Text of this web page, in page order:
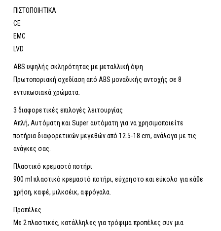
ΠΙΣΤΟΠΟΙΗΤΙΚΑ
CE
EMC
LVD
ABS υψηλής σκληρότητας με μεταλλική όψη
Πρωτοποριακή σχεδίαση από ABS μοναδικής αντοχής σε 8
εντυπωσιακά χρώματα.
3 διαφορετικές επιλογές λειτουργίας
Απλή, Αυτόματη και Super αυτόματη για να χρησιμοποιείτε
ποτήρια διαφορετικών μεγεθών από 12.5-18 cm, ανάλογα με τις
ανάγκες σας.
Πλαστικό κρεμαστό ποτήρι
900 ml πλαστικό κρεμαστό ποτήρι, εύχρηστο και εύκολο για κάθε
χρήση, καφέ, μιλκσέικ, αφρόγαλα.
Προπέλες
Με 2 πλαστικές, κατάλληλες για τρόφιμα προπέλες συν μια